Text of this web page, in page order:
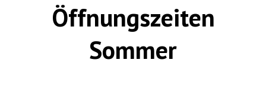
Öffnungszeiten
Sommer